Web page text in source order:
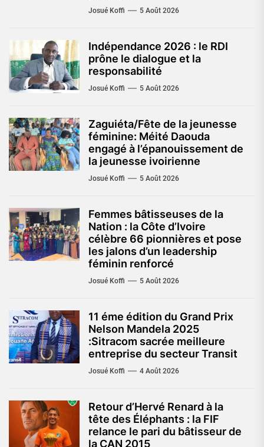
Josué Koffi 5 Août 2026
Indépendance 2026 : le RDI
prône le dialogue et la
responsabilité
Josué Koffi 5 Août 2026
Zaguiéta/Fête de la jeunesse
féminine: Méité Daouda
engagé à l’épanouissement de
la jeunesse ivoirienne
Josué Koffi 5 Août 2026
Femmes bâtisseuses de la
Nation : la Côte d’Ivoire
célèbre 66 pionnières et pose
les jalons d’un leadership
féminin renforcé
Josué Koffi 5 Août 2026
11 éme édition du Grand Prix
Nelson Mandela 2025
:Sitracom sacrée meilleure
entreprise du secteur Transit
Josué Koffi 4 Août 2026
Retour d’Hervé Renard à la
tête des Éléphants : la FIF
relance le pari du bâtisseur de
la CAN 2015